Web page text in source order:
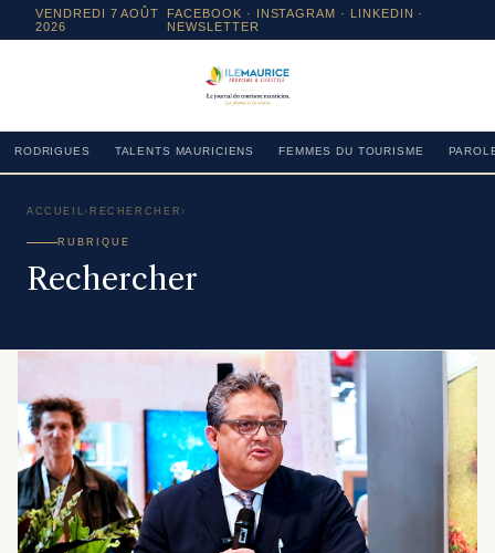
VENDREDI 7 AOÛT
2026
FACEBOOK · INSTAGRAM · LINKEDIN ·
NEWSLETTER
RODRIGUES TALENTS MAURICIENS FEMMES DU TOURISME
ACCUEIL › RECHERCHER ›
RUBRIQUE
Rechercher